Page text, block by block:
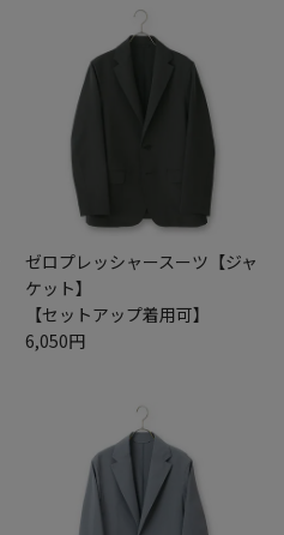
ゼロプレッシャースーツ【ジャ
ケット】
【セットアップ着用可】
6,050円